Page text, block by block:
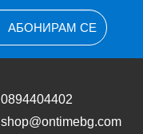
АБОНИРАМ СЕ
0894404402
shop@ontimebg.com